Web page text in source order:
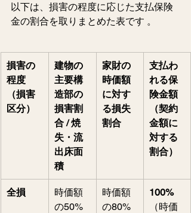
以下は、損害の程度に応じた支払保険
金の割合を取りまとめた表です 。
損害の
程度
（損害
区分）
建物の
主要構
造部の
損害割
合 / 焼
失・流
出床面
積
家財の
時価額
に対す
る損失
割合
支払わ
れる保
険金額
（契約
金額に
対する
割合）
全損
時価額
の50%
時価額
の80%
100%
（時価